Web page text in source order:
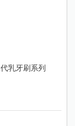
乳牙刷系列